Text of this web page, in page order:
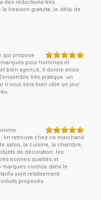
des réductions très
livraison gratuite. le délai de
qui propose
pour hommes et
bien agencé, il donne envie
très pratique. un
il vous sera bien utile un jour
on retrouve chez ce marchand
salon, la cuisine, la chambre,
de décoration. les
bonnes qualités et
marques connus dans le
sont relativement
proposés.